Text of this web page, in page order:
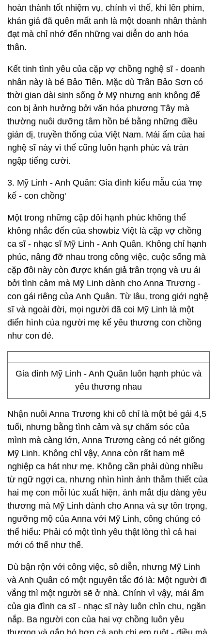
hoàn thành tốt nhiệm vụ, chính vì thế, khi lên phim,
khán giả đã quên mất anh là một doanh nhân thành
đạt mà chỉ nhớ đến những vai diễn do anh hóa
thân.
Kết tinh tình yêu của cặp vợ chồng nghệ sĩ - doanh
nhân này là bé Bảo Tiên. Mặc dù Trần Bảo Sơn có
thời gian dài sinh sống ở Mỹ nhưng anh không để
con bị ảnh hưởng bởi văn hóa phương Tây mà
thường nuôi dưỡng tâm hồn bé bằng những điều
giản dị, truyền thống của Việt Nam. Mái ấm của hai
nghệ sĩ này vì thế cũng luôn hạnh phúc và tràn
ngập tiếng cười.
3. Mỹ Linh - Anh Quân: Gia đình kiểu mẫu của 'mẹ
kế - con chồng'
Một trong những cặp đôi hạnh phúc không thể
không nhắc đến của showbiz Việt là cặp vợ chồng
ca sĩ - nhạc sĩ Mỹ Linh - Anh Quân. Không chỉ hạnh
phúc, nâng đỡ nhau trong công việc, cuộc sống mà
cặp đôi này còn được khán giả trân trọng và ưu ái
bởi tình cảm mà Mỹ Linh dành cho Anna Trương -
con gái riêng của Anh Quân. Từ lâu, trong giới nghệ
sĩ và ngoài đời, mọi người đã coi Mỹ Linh là một
điển hình của người mẹ kế yêu thương con chồng
như con đẻ.
Gia đình Mỹ Linh - Anh Quân luôn hạnh phúc và
yêu thương nhau
Nhận nuôi Anna Trương khi cô chỉ là một bé gái 4,5
tuổi, nhưng bằng tình cảm và sự chăm sóc của
mình mà càng lớn, Anna Trương càng có nét giống
Mỹ Linh. Không chỉ vậy, Anna còn rất ham mê
nghiệp ca hát như mẹ. Không cần phải dùng nhiều
từ ngữ ngợi ca, nhưng nhìn hình ảnh thắm thiết của
hai mẹ con mỗi lúc xuất hiện, ánh mắt dịu dàng yêu
thương mà Mỹ Linh dành cho Anna và sự tôn trọng,
ngưỡng mộ của Anna với Mỹ Linh, công chúng có
thể hiểu: Phải có một tình yêu thật lòng thì cả hai
mới có thể như thế.
Dù bận rộn với công việc, sô diễn, nhưng Mỹ Linh
và Anh Quân có một nguyên tắc đó là: Một người đi
vắng thì một người sẽ ở nhà. Chính vì vậy, mái ấm
của gia đình ca sĩ - nhạc sĩ này luôn chỉn chu, ngăn
nắp. Ba người con của hai vợ chồng luôn yêu